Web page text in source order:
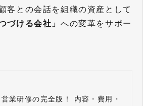
客との会話を組織の資産として
づける会社」への変革をサポー
営業研修の完全版！ 内容・費用・